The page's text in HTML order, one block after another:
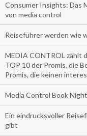
Consumer Insights: Das
von media control
Reiseführer werden wie
MEDIA CONTROL zählt
TOP 10 der Promis, die
Promis, die keinen
Media Control Book
Ein eindrucksvoller
gibt